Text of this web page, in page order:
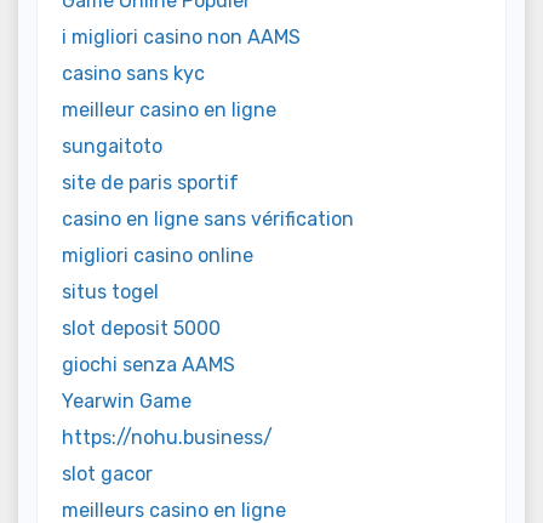
i migliori casino non AAMS
casino sans kyc
meilleur casino en ligne
sungaitoto
site de paris sportif
casino en ligne sans vérification
migliori casino online
situs togel
slot deposit 5000
giochi senza AAMS
Yearwin Game
https://nohu.business/
slot gacor
meilleurs casino en ligne